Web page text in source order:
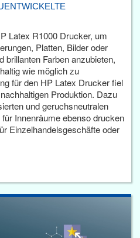
Latex R1000 Drucker, um
Platten, Bilder oder
brillanten Farben anzubieten,
wie möglich zu
für den HP Latex Drucker fiel
Produktion. Dazu
und geruchsneutralen
Innenräume ebenso drucken
Einzelhandelsgeschäfte oder